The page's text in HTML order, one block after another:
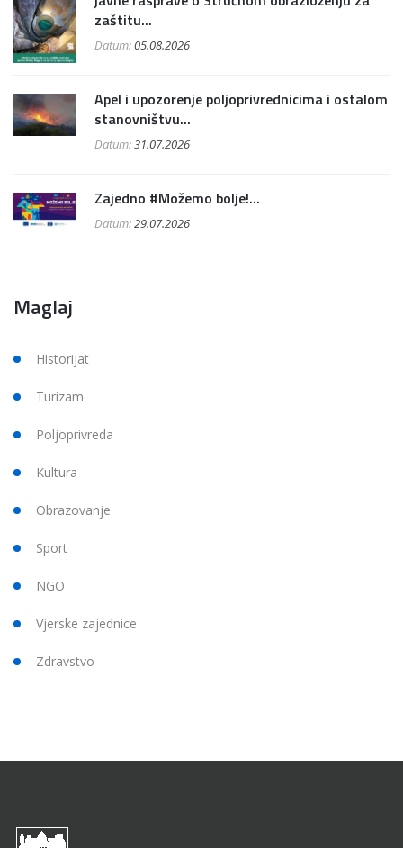
zaštitu...
Datum:05.08.2026
Apel i upozorenje poljoprivrednicima i ostalom
stanovništvu...
Datum:31.07.2026
Zajedno #Možemo bolje!...
Datum:29.07.2026
Maglaj
Historijat
Turizam
Poljoprivreda
Kultura
Obrazovanje
Sport
NGO
Vjerske zajednice
Zdravstvo